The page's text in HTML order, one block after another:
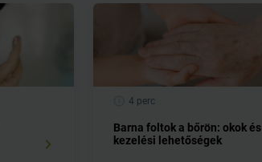
4 perc
Barna foltok a bőrön: okok és
kezelési lehetőségek